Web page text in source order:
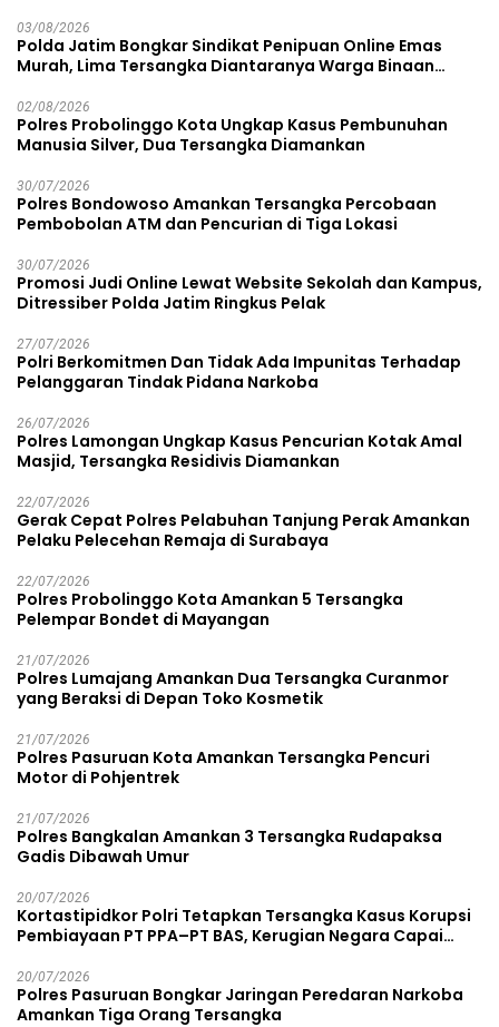
03/08/2026
Polda Jatim Bongkar Sindikat Penipuan Online Emas
Murah, Lima Tersangka Diantaranya Warga Binaan
02/08/2026
Polres Probolinggo Kota Ungkap Kasus Pembunuhan
Manusia Silver, Dua Tersangka Diamankan
30/07/2026
Polres Bondowoso Amankan Tersangka Percobaan
Pembobolan ATM dan Pencurian di Tiga Lokasi
30/07/2026
Promosi Judi Online Lewat Website Sekolah dan Kampus,
Ditressiber Polda Jatim Ringkus Pelak
27/07/2026
Polri Berkomitmen Dan Tidak Ada Impunitas Terhadap
Pelanggaran Tindak Pidana Narkoba
26/07/2026
Polres Lamongan Ungkap Kasus Pencurian Kotak Amal
Masjid, Tersangka Residivis Diamankan
22/07/2026
Gerak Cepat Polres Pelabuhan Tanjung Perak Amankan
Pelaku Pelecehan Remaja di Surabaya
22/07/2026
Polres Probolinggo Kota Amankan 5 Tersangka
Pelempar Bondet di Mayangan
21/07/2026
Polres Lumajang Amankan Dua Tersangka Curanmor
yang Beraksi di Depan Toko Kosmetik
21/07/2026
Polres Pasuruan Kota Amankan Tersangka Pencuri
Motor di Pohjentrek
21/07/2026
Polres Bangkalan Amankan 3 Tersangka Rudapaksa
Gadis Dibawah Umur
20/07/2026
Kortastipidkor Polri Tetapkan Tersangka Kasus Korupsi
Pembiayaan PT PPA–PT BAS, Kerugian Negara Capai
20/07/2026
Polres Pasuruan Bongkar Jaringan Peredaran Narkoba
Amankan Tiga Orang Tersangka